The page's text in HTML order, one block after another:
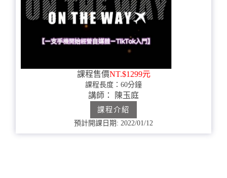
課程售價NT.$1299元
課程長度：60分鐘
講師： 陳玉庭
課程介紹
預計開課日期: 2022/01/12